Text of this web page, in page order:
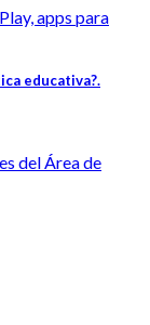
apps para
educativa?.
del Área de